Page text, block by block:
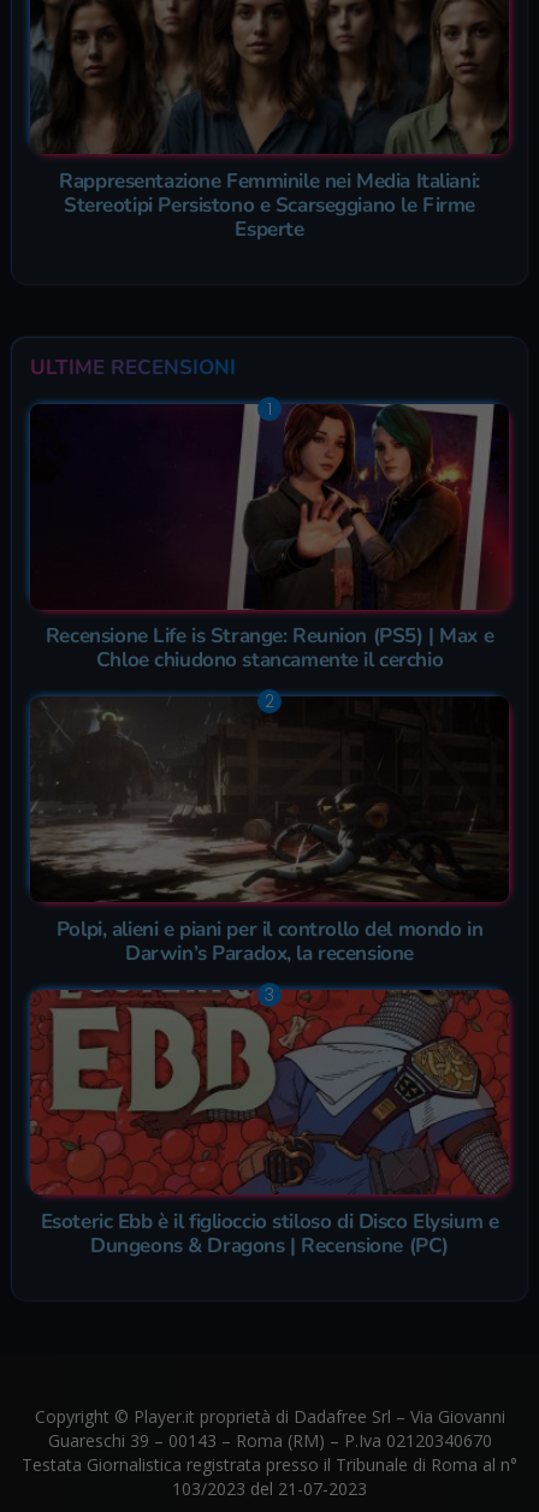
Rappresentazione Femminile nei Media Italiani:
Stereotipi Persistono e Scarseggiano le Firme
Esperte
ULTIME RECENSIONI
Recensione Life is Strange: Reunion (PS5) | Max e
Chloe chiudono stancamente il cerchio
Polpi, alieni e piani per il controllo del mondo in
Darwin’s Paradox, la recensione
Esoteric Ebb è il figlioccio stiloso di Disco Elysium e
Dungeons & Dragons | Recensione (PC)
Copyright © Player.it proprietà di Dadafree Srl – Via Giovanni
Guareschi 39 – 00143 – Roma (RM) – P.Iva 02120340670
Testata Giornalistica registrata presso il Tribunale di Roma al n°
103/2023 del 21-07-2023